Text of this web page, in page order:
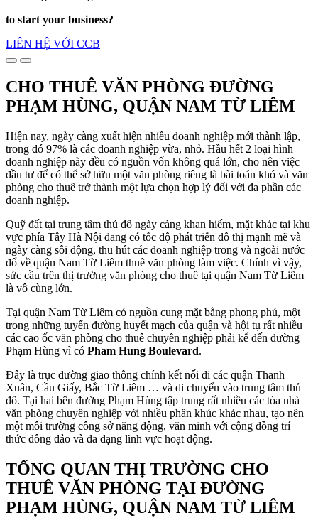
to start your business?
LIÊN HỆ VỚI CCB
CHO THUÊ VĂN PHÒNG ĐƯỜNG
PHẠM HÙNG, QUẬN NAM TỪ LIÊM
Hiện nay, ngày càng xuất hiện nhiều doanh nghiệp mới thành lập,
trong đó 97% là các doanh nghiệp vừa, nhỏ. Hầu hết 2 loại hình
doanh nghiệp này đều có nguồn vốn không quá lớn, cho nên việc
đầu tư để có thể sở hữu một văn phòng riêng là bài toán khó và văn
phòng cho thuê trở thành một lựa chọn hợp lý đối với đa phần các
doanh nghiệp.
Quỹ đất tại trung tâm thủ đô ngày càng khan hiếm, mặt khác tại khu
vực phía Tây Hà Nội đang có tốc độ phát triển đô thị mạnh mẽ và
ngày càng sôi động, thu hút các doanh nghiệp trong và ngoài nước
đổ về quận Nam Từ Liêm thuê văn phòng làm việc. Chính vì vậy,
sức cầu trên thị trường văn phòng cho thuê tại quận Nam Từ Liêm
là vô cùng lớn.
Tại quận Nam Từ Liêm có nguồn cung mặt bằng phong phú, một
trong những tuyến đường huyết mạch của quận và hội tụ rất nhiều
các cao ốc văn phòng cho thuê chuyên nghiệp phải kể đến đường
Phạm Hùng vì có Pham Hung Boulevard.
Đây là trục đường giao thông chính kết nối đi các quận Thanh
Xuân, Cầu Giấy, Bắc Từ Liêm … và di chuyển vào trung tâm thủ
đô. Tại hai bên đường Phạm Hùng tập trung rất nhiều các tòa nhà
văn phòng chuyên nghiệp với nhiều phân khúc khác nhau, tạo nên
một môi trường công sở năng động, văn minh với cộng đồng trí
thức đông đảo và đa dạng lĩnh vực hoạt động.
TỔNG QUAN THỊ TRƯỜNG CHO
THUÊ VĂN PHÒNG TẠI ĐƯỜNG
PHẠM HÙNG, QUẬN NAM TỪ LIÊM